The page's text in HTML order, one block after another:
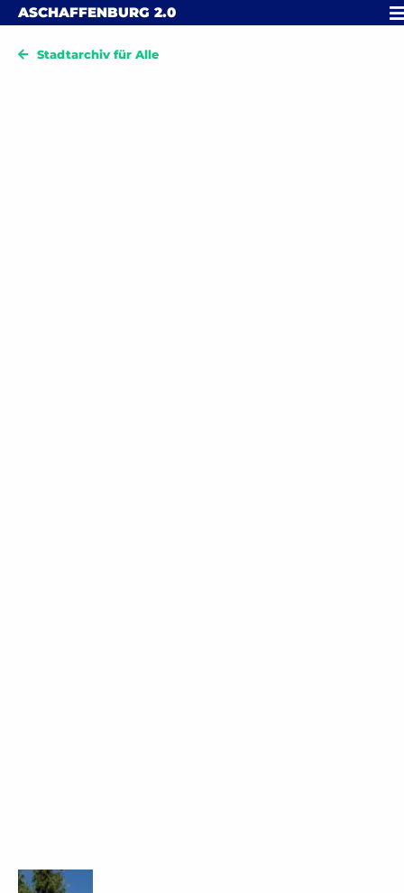
Skip to content
ASCHAFFENBURG 2.0
Stadtarchiv für Alle